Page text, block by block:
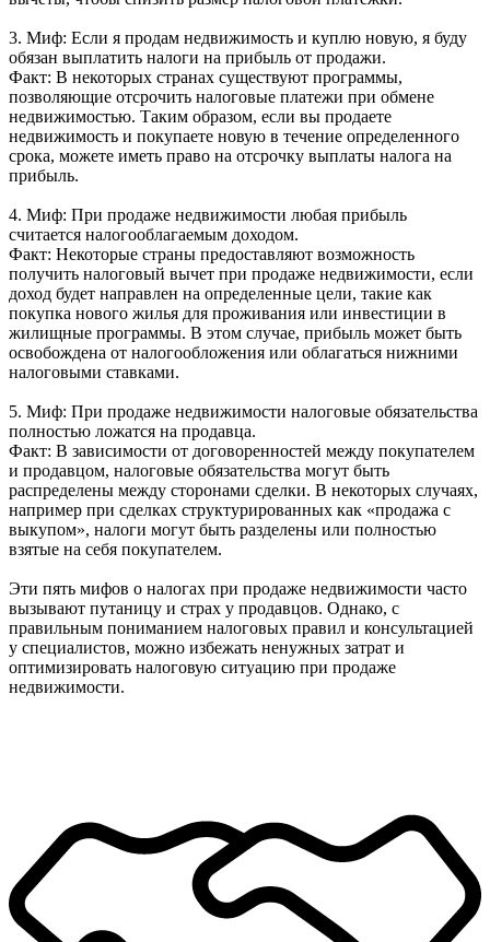
3. Миф: Если я продам недвижимость и куплю новую, я буду
обязан выплатить налоги на прибыль от продажи.
Факт: В некоторых странах существуют программы,
позволяющие отсрочить налоговые платежи при обмене
недвижимостью. Таким образом, если вы продаете
недвижимость и покупаете новую в течение определенного
срока, можете иметь право на отсрочку выплаты налога на
прибыль.
4. Миф: При продаже недвижимости любая прибыль
считается налогооблагаемым доходом.
Факт: Некоторые страны предоставляют возможность
получить налоговый вычет при продаже недвижимости, если
доход будет направлен на определенные цели, такие как
покупка нового жилья для проживания или инвестиции в
жилищные программы. В этом случае, прибыль может быть
освобождена от налогообложения или облагаться нижними
налоговыми ставками.
5. Миф: При продаже недвижимости налоговые обязательства
полностью ложатся на продавца.
Факт: В зависимости от договоренностей между покупателем
и продавцом, налоговые обязательства могут быть
распределены между сторонами сделки. В некоторых случаях,
например при сделках структурированных как «продажа с
выкупом», налоги могут быть разделены или полностью
взятые на себя покупателем.
Эти пять мифов о налогах при продаже недвижимости часто
вызывают путаницу и страх у продавцов. Однако, с
правильным пониманием налоговых правил и консультацией
у специалистов, можно избежать ненужных затрат и
оптимизировать налоговую ситуацию при продаже
недвижимости.